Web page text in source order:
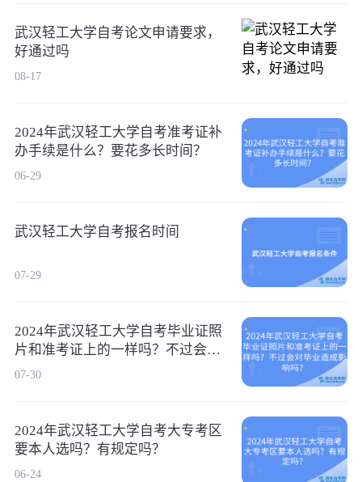
武汉轻工大学自考论文申请要求，
好通过吗
08-17
2024年武汉轻工大学自考准考证补
办手续是什么？要花多长时间？
06-29
武汉轻工大学自考报名时间
07-29
2024年武汉轻工大学自考毕业证照
片和准考证上的一样吗？不过会对
毕业造成影响吗？
07-30
2024年武汉轻工大学自考大专考区
06-24